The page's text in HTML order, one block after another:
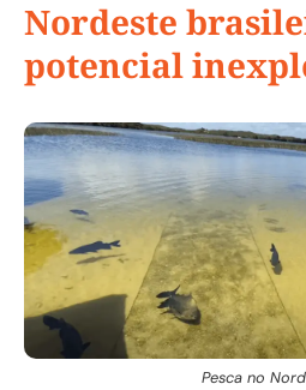
Nordeste
potencial
Pesca no